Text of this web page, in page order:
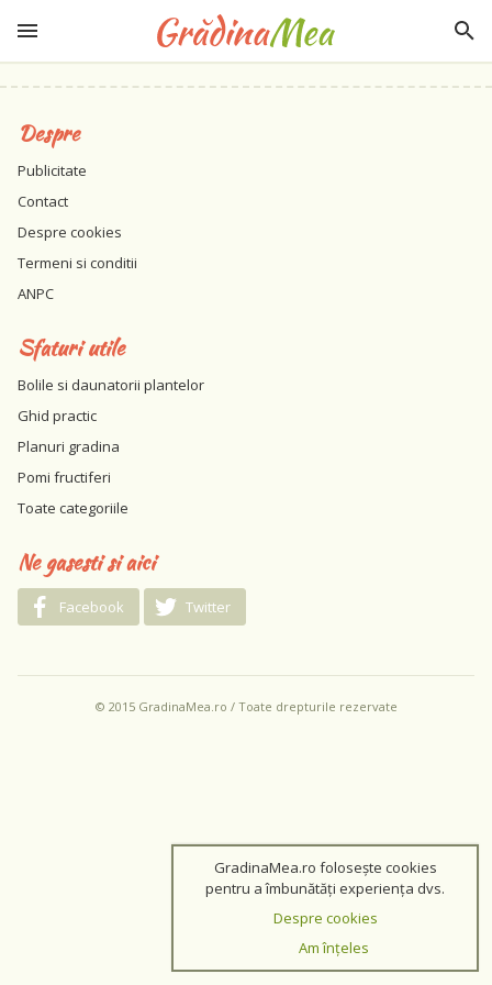
Despre
Publicitate
Contact
Despre cookies
Termeni si conditii
ANPC
Sfaturi utile
Bolile si daunatorii plantelor
Ghid practic
Planuri gradina
Pomi fructiferi
Toate categoriile
Ne gasesti si aici
Facebook Twitter
© 2015 GradinaMea.ro / Toate drepturile rezervate
GradinaMea.ro folosește cookies
pentru a îmbunătăți experiența dvs.
Despre cookies
Am înțeles